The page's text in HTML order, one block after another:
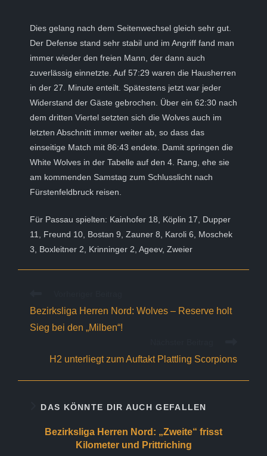
Dies gelang nach dem Seitenwechsel gleich sehr gut.
Der Defense stand sehr stabil und im Angriff fand man
immer wieder den freien Mann, der dann auch
zuverlässig einnetzte. Auf 57:29 waren die Hausherren
in der 27. Minute enteilt. Spätestens jetzt war jeder
Widerstand der Gäste gebrochen. Über ein 62:30 nach
dem dritten Viertel setzten sich die Wolves auch im
letzten Abschnitt immer weiter ab, so dass das
einseitige Match mit 86:43 endete. Damit springen die
White Wolves in der Tabelle auf den 4. Rang, ehe sie
am kommenden Samstag zum Schlusslicht nach
Fürstenfeldbruck reisen.
Für Passau spielten: Kainhofer 18, Köplin 17, Dupper
11, Freund 10, Bostan 9, Zauner 8, Karoli 6, Moschek
3, Boxleitner 2, Krinninger 2, Ageev, Zweier
ansehen
Bezirksliga Herren Nord: Wolves – Reserve holt
Sieg bei den „Milben“!
H2 unterliegt zum Auftakt Plattling Scorpions
DAS KÖNNTE DIR AUCH GEFALLEN
Bezirksliga Herren Nord: „Zweite“ frisst
Kilometer und Prittriching